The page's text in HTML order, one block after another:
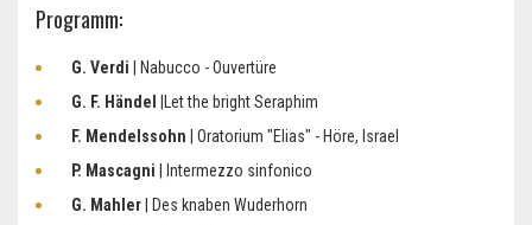
Programm:
G. Verdi | Nabucco - Ouvertüre
G. F. Händel
|Let the bright Seraphim
F. Mendelssohn | Oratorium "Elias" - Höre, Israel
P. Mascagni | Intermezzo sinfonico
G. Mahler | Des knaben Wuderhorn